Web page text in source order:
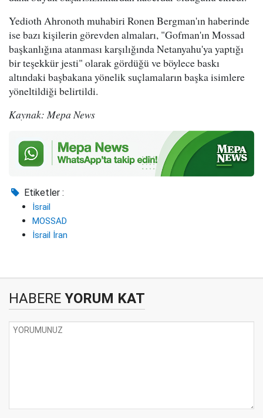
Yedioth Ahronoth muhabiri Ronen Bergman'ın haberinde
ise bazı kişilerin görevden almaları, "Gofman'ın Mossad
başkanlığına atanması karşılığında Netanyahu'ya yaptığı
bir teşekkür jesti" olarak gördüğü ve böylece baskı
altındaki başbakana yönelik suçlamaların başka isimlere
yöneltildiği belirtildi.
Kaynak: Mepa News
Etiketler :
İsrail
MOSSAD
İsrail İran
HABERE YORUM KAT